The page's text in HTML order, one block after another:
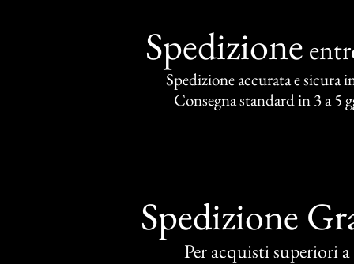
Spedizione
Spedizione accurata e sicura
Consegna standard in 3 a 5
Spedizione
Per acquisti superiori